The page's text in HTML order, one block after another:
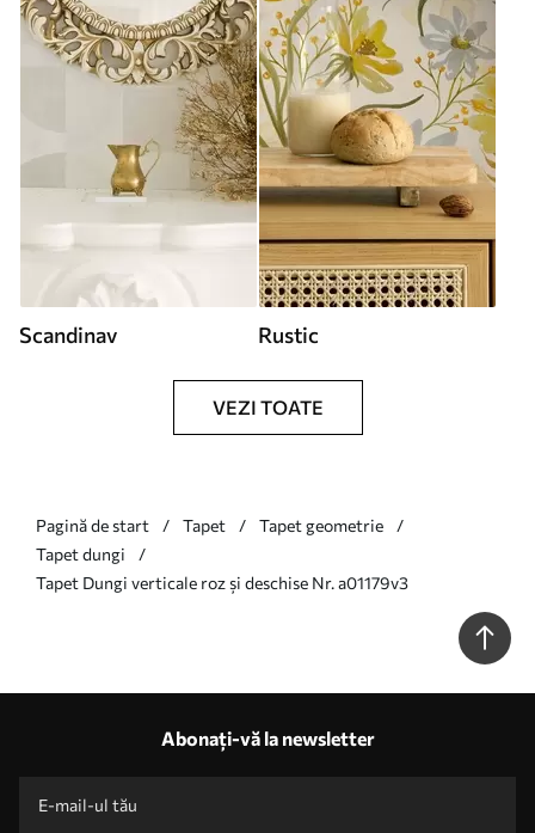
Scandinav Rustic
VEZI TOATE
Pagină de start Tapet
Tapet geometrie
Tapet dungi
Tapet Dungi verticale roz și deschise Nr. a01179v3
Abonați-vă la newsletter